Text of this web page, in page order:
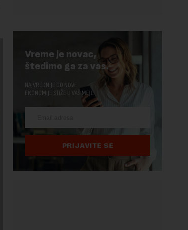
Vreme je novac,
štedimo ga za vas.
NAJVREDNIJE OD NOVE
EKONOMIJE STIŽE U VAŠ MEJL.
PRIJAVITE SE